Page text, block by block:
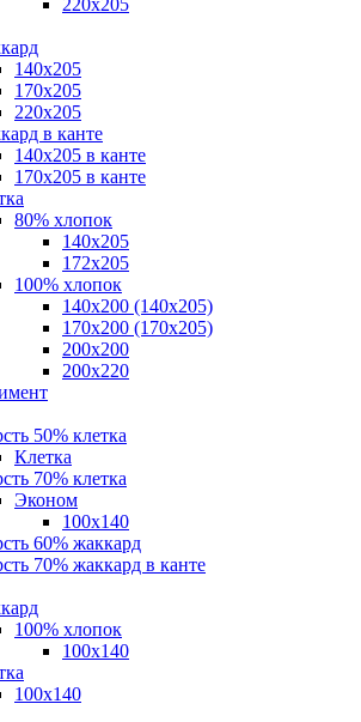
220х205
140x205
170х205
220х205
в канте
140х205 в канте
170х205 в канте
80% хлопок
140x205
172х205
100% хлопок
140x200 (140х205)
170x200 (170х205)
200х200
200х220
50% клетка
Клетка
70% клетка
Эконом
100x140
60% жаккард
70% жаккард в канте
100% хлопок
100x140
100х140